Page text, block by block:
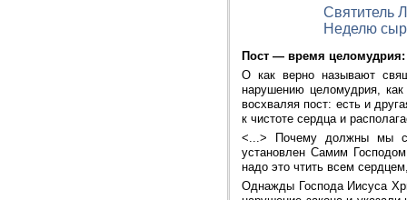
Святитель
Неделю
Пост — время целомудрия:
О как верно называют
нарушению целомудрия,
восхваляя пост: есть и
к чистоте сердца и
<...> Почему должны мы с
установлен Самим
надо это чтить всем
Однажды Господа Иисуса